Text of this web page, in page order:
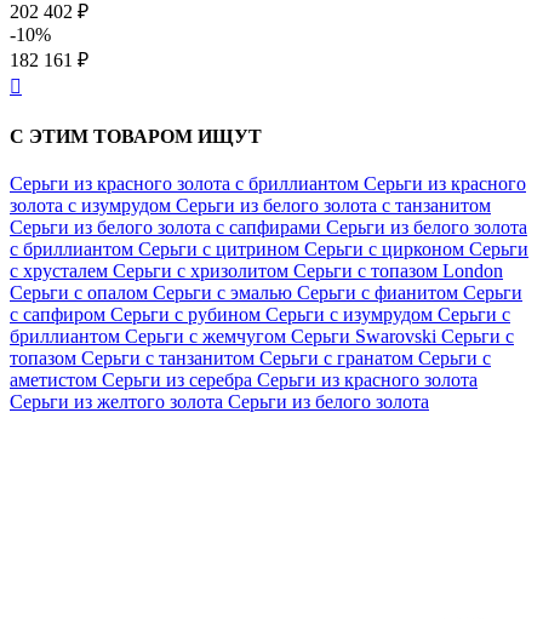
202 402 ₽
-10%
182 161 ₽

С ЭТИМ ТОВАРОМ ИЩУТ
Серьги из красного золота с бриллиантом Серьги из красного
золота с изумрудом Серьги из белого золота с танзанитом
Серьги из белого золота с сапфирами Серьги из белого золота
с бриллиантом Серьги с цитрином Серьги с цирконом Серьги
с хрусталем Серьги с хризолитом Серьги с топазом London
Серьги с опалом Серьги с эмалью Серьги с фианитом Серьги
с сапфиром Серьги с рубином Серьги с изумрудом Серьги с
бриллиантом Серьги с жемчугом Серьги Swarovski Серьги с
топазом Серьги с танзанитом Серьги с гранатом Серьги с
аметистом Серьги из серебра Серьги из красного золота
Серьги из желтого золота Серьги из белого золота